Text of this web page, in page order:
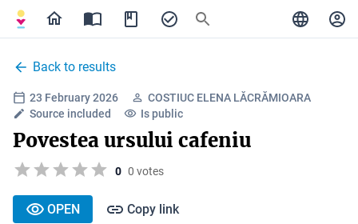
Back to results
23 February 2026
COSTIUC ELENA LĂCRĂMIOARA
Source included
Is public
Povestea ursului cafeniu
0 0 votes
OPEN Copy link